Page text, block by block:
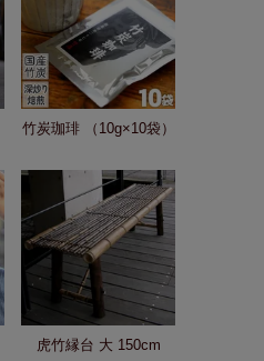
竹炭珈琲 （10g×10袋）
虎竹縁台 大 150cm